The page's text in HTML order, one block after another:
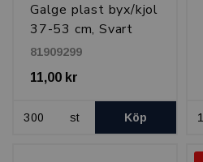
Galge plast byx/kjol
37-53 cm, Svart
81909299
11,00 kr
st Köp